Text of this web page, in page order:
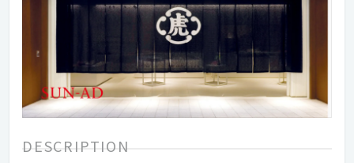
DESCRIPTION